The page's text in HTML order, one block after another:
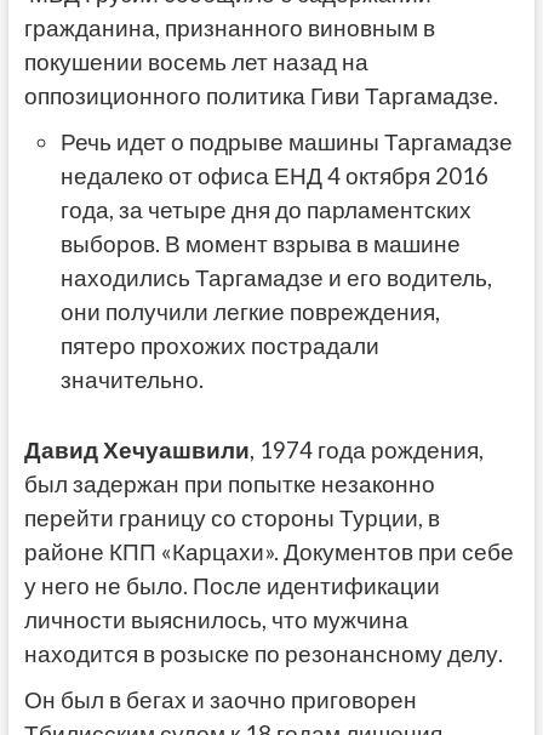
гражданина, признанного виновным в
покушении восемь лет назад на
оппозиционного политика Гиви Таргамадзе.
Речь идет о подрыве машины Таргамадзе
недалеко от офиса ЕНД 4 октября 2016
года, за четыре дня до парламентских
выборов. В момент взрыва в машине
находились Таргамадзе и его водитель,
они получили легкие повреждения,
пятеро прохожих пострадали
значительно.
Давид Хечуашвили, 1974 года рождения,
был задержан при попытке незаконно
перейти границу со стороны Турции, в
районе КПП «Карцахи». Документов при себе
у него не было. После идентификации
личности выяснилось, что мужчина
находится в розыске по резонансному делу.
Он был в бегах и заочно приговорен